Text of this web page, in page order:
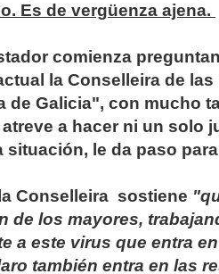
Es de vergüenza ajena.
comienza
la Conselleira de
de Galicia", con mucho
a hacer ni un solo
situación, le da paso
Conselleira sostiene
de los mayores,
a este virus que entra
también entra en las